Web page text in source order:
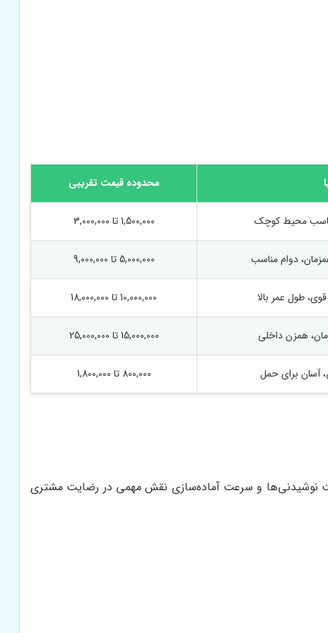
محدوده قیمت تقریبی
محیط کوچک 1,500,000 تا 3,000,000
دوام مناسب 5,000,000 تا 9,000,000
طول عمر بالا 10,000,000 تا 18,000,000
همزن داخلی 15,000,000 تا 25,000,000
آسان برای حمل 800,000 تا 1,800,000
نوشیدنی‌ها و سرعت آماده‌سازی نقش مهمی در رضایت مشتری